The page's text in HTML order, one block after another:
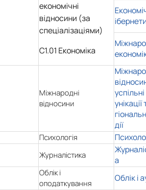
економічні
відносини (за
спеціалізаціями)
С1.01 Економіка
Міжнародні
відносини
дії
Психологія
Журналістика
а
Облік і
оподаткування
Облік і